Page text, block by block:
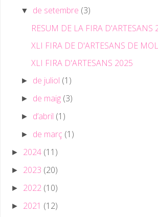
▼ de setembre (3)
RESUM DE LA FIRA D'ARTESANS
XLI FIRA DE D'ARTESANS DE
XLI FIRA D'ARTESANS 2025
► de juliol (1)
► de maig (3)
► d’abril (1)
► de març (1)
► 2024 (11)
► 2023 (20)
► 2022 (10)
► 2021 (12)